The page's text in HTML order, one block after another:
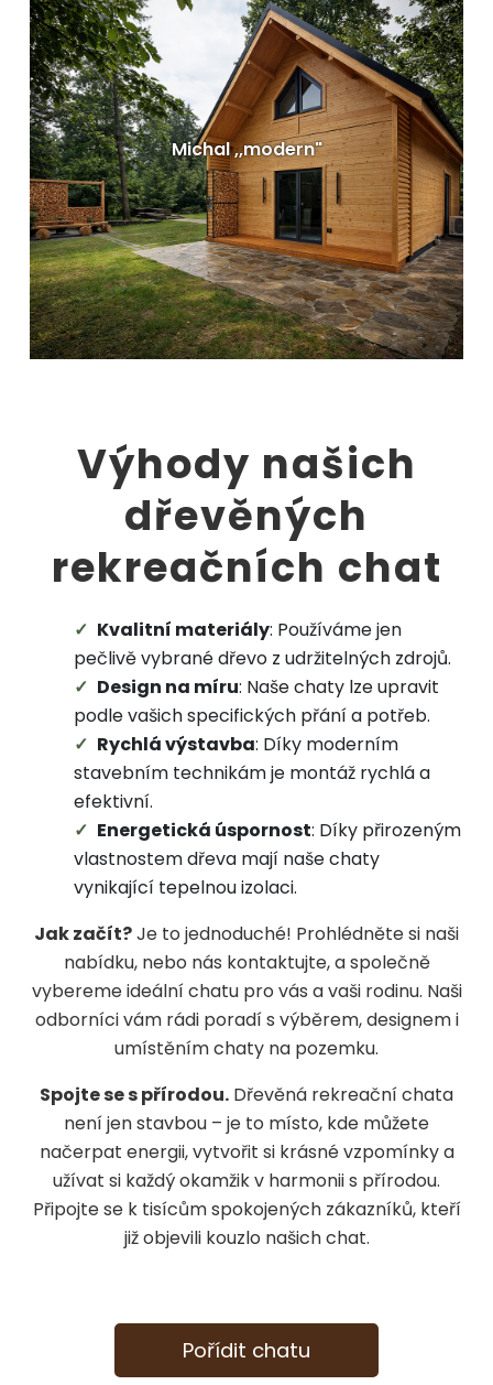
VÍCE INFORMACÍ
Michal ,,modern"
Dispozice: 88 m²
Rozměry: 550 x 800 cm
VÍCE INFORMACÍ
Výhody našich
dřevěných
rekreačních chat
Kvalitní materiály: Používáme jen
pečlivě vybrané dřevo z udržitelných zdrojů.
Design na míru: Naše chaty lze upravit
podle vašich specifických přání a potřeb.
Rychlá výstavba: Díky moderním
stavebním technikám je montáž rychlá a
efektivní.
Energetická úspornost: Díky přirozeným
vlastnostem dřeva mají naše chaty
vynikající tepelnou izolaci.
Jak začít?Je to jednoduché! Prohlédněte si naši
nabídku, nebo nás kontaktujte, a společně
vybereme ideální chatu pro vás a vaši rodinu. Naši
odborníci vám rádi poradí s výběrem, designem i
umístěním chaty na pozemku.
Spojte se s přírodou. Dřevěná rekreační chata
není jen stavbou – je to místo, kde můžete
načerpat energii, vytvořit si krásné vzpomínky a
užívat si každý okamžik v harmonii s přírodou.
Připojte se k tisícům spokojených zákazníků, kteří
již objevili kouzlo našich chat.
Pořídit chatu